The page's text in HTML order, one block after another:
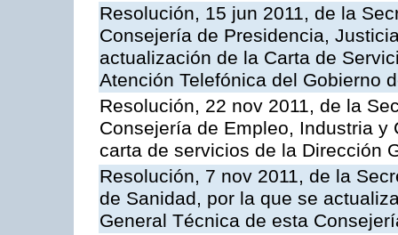
Resolución, 15 jun 2011, de la
Consejería de Presidencia,
actualización de la Carta de
Atención Telefónica del Gobierno
Resolución, 22 nov 2011, de la
Consejería de Empleo, Industria
carta de servicios de la Dirección
Resolución, 7 nov 2011, de la
de Sanidad, por la que se
General Técnica de esta